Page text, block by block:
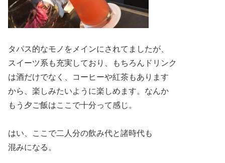
タパス的なモノをメインにされてましたが、
スイーツ系も充実しており、もちろんドリンク
は酒だけでなく、コーヒーや紅茶もあります
から、楽しみたいように楽しめます。なんか
もう夕ご飯はここで十分って感じ。
はい、ここで二人分の飲み代と諸時代も
混みになる。